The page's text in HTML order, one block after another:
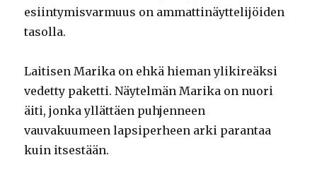
esiintymisvarmuus on ammattinäyttelijöiden
tasolla.
Laitisen Marika on ehkä hieman ylikireäksi
vedetty paketti. Näytelmän Marika on nuori
äiti, jonka yllättäen puhjenneen
vauvakuumeen lapsiperheen arki parantaa
kuin itsestään.